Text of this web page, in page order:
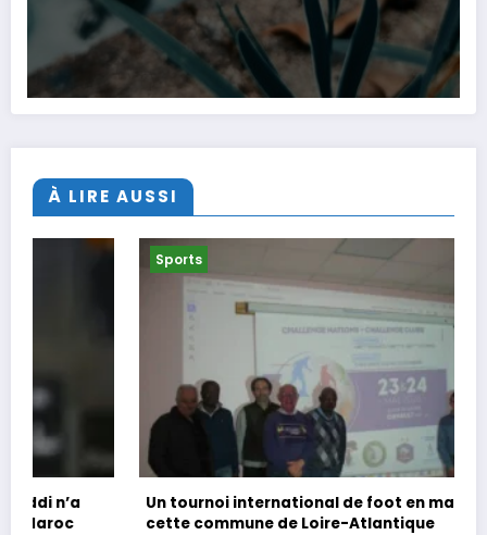
À LIRE AUSSI
Un tournoi international de foot en marchant dans
cette commune de Loire-Atlantique